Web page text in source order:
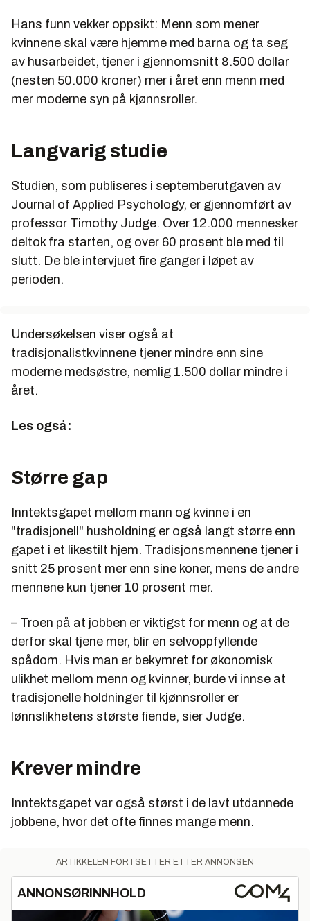
Hans funn vekker oppsikt: Menn som mener
kvinnene skal være hjemme med barna og ta seg
av husarbeidet, tjener i gjennomsnitt 8.500 dollar
(nesten 50.000 kroner) mer i året enn menn med
mer moderne syn på kjønnsroller.
Langvarig studie
Studien, som publiseres i septemberutgaven av
Journal of Applied Psychology, er gjennomført av
professor Timothy Judge. Over 12.000 mennesker
deltok fra starten, og over 60 prosent ble med til
slutt. De ble intervjuet fire ganger i løpet av
perioden.
Undersøkelsen viser også at
tradisjonalistkvinnene tjener mindre enn sine
moderne medsøstre, nemlig 1.500 dollar mindre i
året.
Les også:
Større gap
Inntektsgapet mellom mann og kvinne i en
"tradisjonell" husholdning er også langt større enn
gapet i et likestilt hjem. Tradisjonsmennene tjener i
snitt 25 prosent mer enn sine koner, mens de andre
mennene kun tjener 10 prosent mer.
– Troen på at jobben er viktigst for menn og at de
derfor skal tjene mer, blir en selvoppfyllende
spådom. Hvis man er bekymret for økonomisk
ulikhet mellom menn og kvinner, burde vi innse at
tradisjonelle holdninger til kjønnsroller er
lønnslikhetens største fiende, sier Judge.
Krever mindre
Inntektsgapet var også størst i de lavt utdannede
jobbene, hvor det ofte finnes mange menn.
ARTIKKELEN FORTSETTER ETTER ANNONSEN
ANNONSØRINNHOLD